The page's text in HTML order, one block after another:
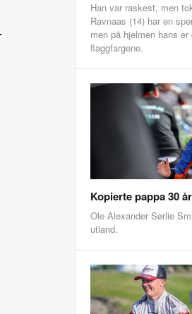
Han var raskest, men
Ravnaas (14) har en
men på hjelmen hans
flaggfargene.
Kopierte pappa 30
Ole Alexander Sørlie
utland.